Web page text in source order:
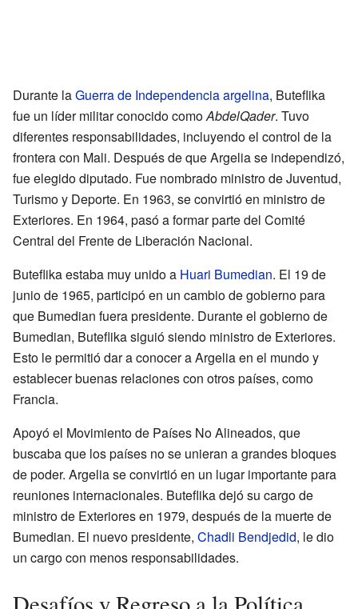
Durante laGuerra de Independencia argelina, Buteflika
fue un líder militar conocido comoAbdelQader. Tuvo
diferentes responsabilidades, incluyendo el control de la
frontera con Mali. Después de que Argelia se independizó,
fue elegido diputado. Fue nombrado ministro de Juventud,
Turismo y Deporte. En 1963, se convirtió en ministro de
Exteriores. En 1964, pasó a formar parte del Comité
Central del Frente de Liberación Nacional.
Buteflika estaba muy unido a Huari Bumedian. El 19 de
junio de 1965, participó en un cambio de gobierno para
que Bumedian fuera presidente. Durante el gobierno de
Bumedian, Buteflika siguió siendo ministro de Exteriores.
Esto le permitió dar a conocer a Argelia en el mundo y
establecer buenas relaciones con otros países, como
Francia.
Apoyó el Movimiento de Países No Alineados, que
buscaba que los países no se unieran a grandes bloques
de poder. Argelia se convirtió en un lugar importante para
reuniones internacionales. Buteflika dejó su cargo de
ministro de Exteriores en 1979, después de la muerte de
Bumedian. El nuevo presidente, Chadli Bendjedid, le dio
un cargo con menos responsabilidades.